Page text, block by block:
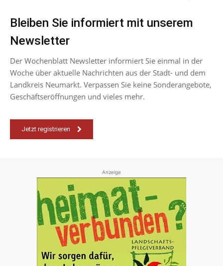
Bleiben Sie informiert mit unserem
Newsletter
Der Wochenblatt Newsletter informiert Sie einmal in der
Woche über aktuelle Nachrichten aus der Stadt- und dem
Landkreis Neumarkt. Verpassen Sie keine Sonderangebote,
Geschäftseröffnungen und vieles mehr.
Jetzt registrieren
Anzeige